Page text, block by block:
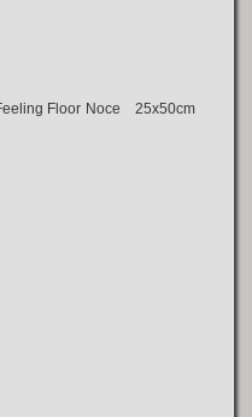
Floor Noce 25x50cm